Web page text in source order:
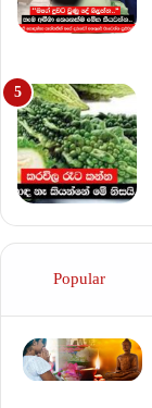
Popular